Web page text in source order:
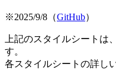
※2025/9/8（GitHub）
上記のスタイルシートは
す。
各スタイルシートの詳し